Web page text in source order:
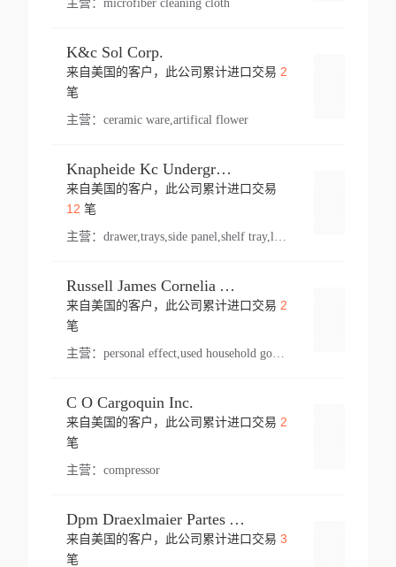
主营： microfiber cleaning cloth
K&c Sol Corp.
来自美国的客户，此公司累计进口交易 2
笔
主营： ceramic ware,artifical flower
Knapheide Kc Underground
来自美国的客户，此公司累计进口交易
12 笔
主营：
Russell James Cornelia Arlington Va
来自美国的客户，此公司累计进口交易 2
笔
主营： personal effect,used household goods
C O Cargoquin Inc.
来自美国的客户，此公司累计进口交易 2
笔
主营： compressor
Dpm Draexlmaier Partes Automotrices Corr Ind Huejotzingo
来自美国的客户，此公司累计进口交易 3
笔